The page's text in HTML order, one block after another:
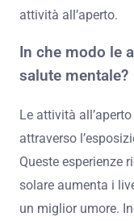
attività all’aperto.
In che modo le
salute mentale?
Le attività
attraverso
Queste esperienze
solare aumenta i
un miglior umore.